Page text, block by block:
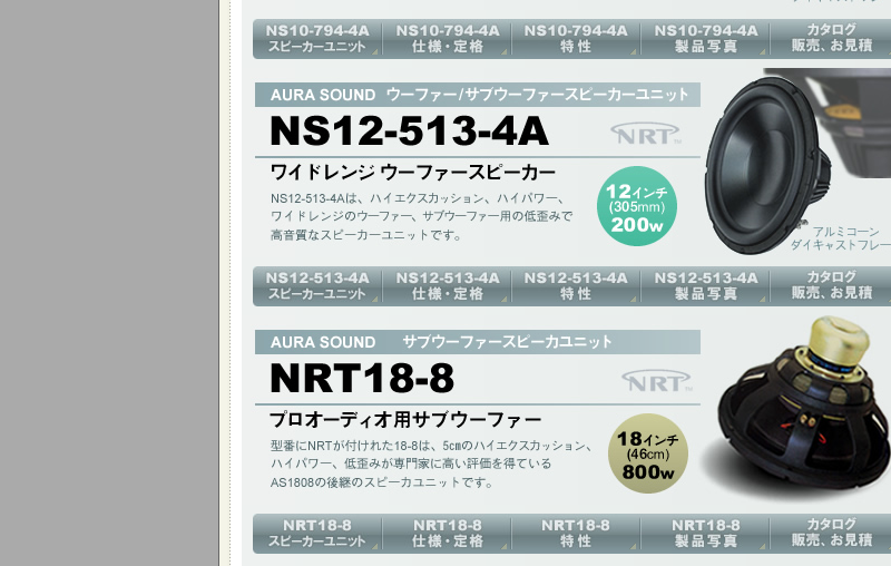
12インチ ハイパワー ウーファー
NS12-513-4Aは、ハイエクスカッション、ハイパワーなウーファー、サブウーファー用の低歪みで高音質、
NRT採用のコンパクトなスピーカーユニットです
12インチ(305mm)200W / アルミコーン ダイキャストフレーム / NRT
プロオーディオ用サブウーファー
型番にNRTが付けれた18-8は、5cmのハイエクスカッション、ハイパワー、低歪みが専門家に高い評価を得て
いるAS1808の後継のスピーカユニットです。
18インチ(46cm)800W